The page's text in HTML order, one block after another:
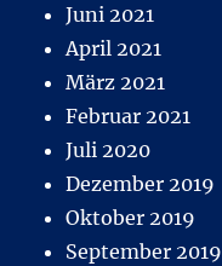
Juni 2021
April 2021
März 2021
Februar 2021
Juli 2020
Dezember 2019
Oktober 2019
September 2019